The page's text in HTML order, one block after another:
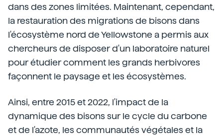
dans des zones limitées. Maintenant, cependant,
la restauration des migrations de bisons dans
l'écosystème nord de Yellowstone a permis aux
chercheurs de disposer d'un laboratoire naturel
pour étudier comment les grands herbivores
façonnent le paysage et les écosystèmes.
Ainsi, entre 2015 et 2022, l'impact de la
dynamique des bisons sur le cycle du carbone
et de l'azote, les communautés végétales et la